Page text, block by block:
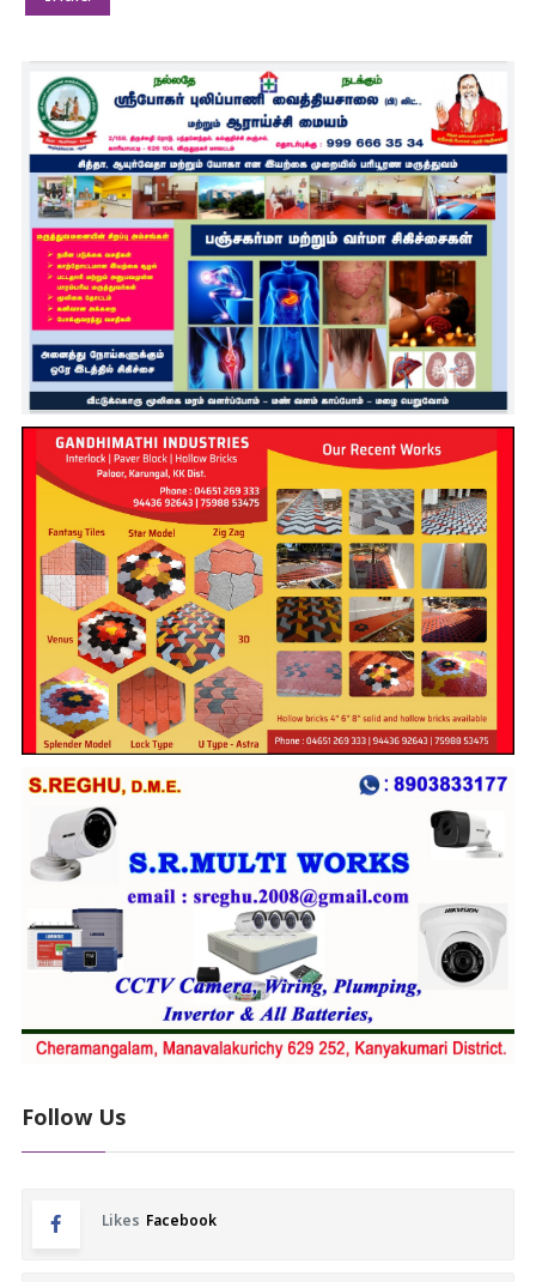
Follow Us
Likes Facebook